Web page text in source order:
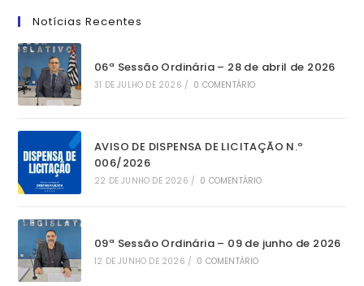
Notícias Recentes
06ª Sessão Ordinária – 28 de abril de 2026
31 DE JULHO DE 2026 / 0 COMENTÁRIO
AVISO DE DISPENSA DE LICITAÇÃO N.º
006/2026
22 DE JUNHO DE 2026 / 0 COMENTÁRIO
09ª Sessão Ordinária – 09 de junho de 2026
12 DE JUNHO DE 2026 / 0 COMENTÁRIO